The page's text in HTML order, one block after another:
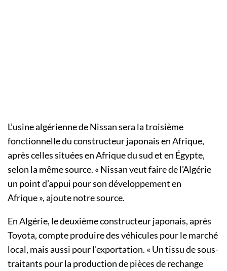
L’usine algérienne de Nissan sera la troisième
fonctionnelle du constructeur japonais en Afrique,
après celles situées en Afrique du sud et en Égypte,
selon la même source. « Nissan veut faire de l’Algérie
un point d’appui pour son développement en
Afrique », ajoute notre source.
En Algérie, le deuxième constructeur japonais, après
Toyota, compte produire des véhicules pour le marché
local, mais aussi pour l’exportation. « Un tissu de sous-
traitants pour la production de pièces de rechange